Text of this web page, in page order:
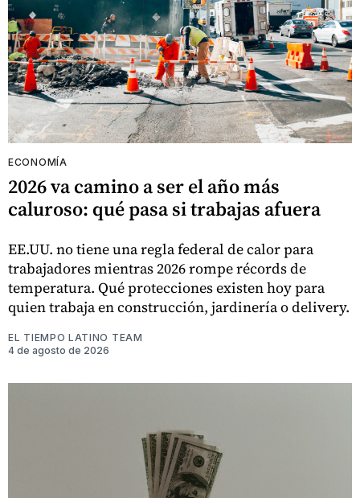
ECONOMÍA
2026 va camino a ser el año más
caluroso: qué pasa si trabajas afuera
EE.UU. no tiene una regla federal de calor para
trabajadores mientras 2026 rompe récords de
temperatura. Qué protecciones existen hoy para
quien trabaja en construcción, jardinería o delivery.
EL TIEMPO LATINO TEAM
4 de agosto de 2026